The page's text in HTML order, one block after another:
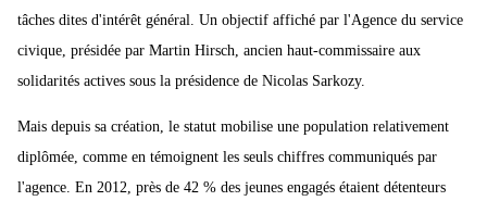
tâches dites d'intérêt général. Un objectif affiché par l'Agence du service
civique, présidée par Martin Hirsch, ancien haut-commissaire aux
solidarités actives sous la présidence de Nicolas Sarkozy.
Mais depuis sa création, le statut mobilise une population relativement
diplômée, comme en témoignent les seuls chiffres communiqués par
l'agence. En 2012, près de 42 % des jeunes engagés étaient détenteurs